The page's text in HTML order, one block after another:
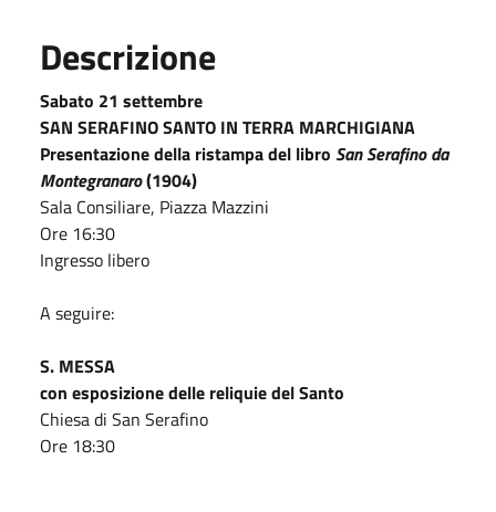
Descrizione
Sabato 21 settembre
SAN SERAFINO SANTO IN TERRA MARCHIGIANA
Presentazione della ristampa del libro San Serafino da
Montegranaro(1904)
Sala Consiliare, Piazza Mazzini
Ore 16:30
Ingresso libero
A seguire:
S. MESSA
con esposizione delle reliquie del Santo
Chiesa di San Serafino
Ore 18:30